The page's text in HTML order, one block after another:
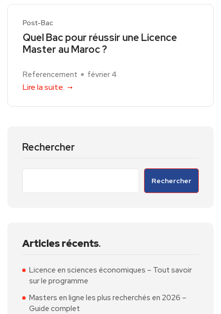
Post-Bac
Quel Bac pour réussir une Licence
Master au Maroc ?
Referencement février 4
Lire la suite.
Rechercher
Rechercher
Articles récents.
Licence en sciences économiques – Tout savoir
sur le programme
Masters en ligne les plus recherchés en 2026 –
Guide complet